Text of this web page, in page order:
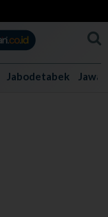
Jabodetabek Jawa